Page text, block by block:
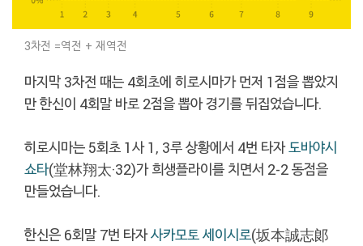
3차전 =역전 + 재역전
마지막 3차전 때는 4회초에 히로시마가 먼저 1점을 뽑았지
만 한신이 4회말 바로 2점을 뽑아 경기를 뒤집었습니다.
히로시마는 5회초 1사 1, 3루 상황에서 4번 타자도바야시
쇼타(堂林翔太·32)가 희생플라이를 치면서 2-2 동점을
만들었습니다.
한신은 6회말 7번 타자사카모토 세이시로(坂本誠志郞